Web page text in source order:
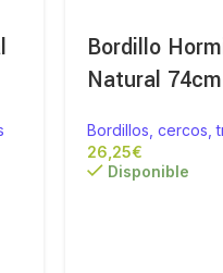
Bordillo
Natural 74cm
Bordillos, cercos,
€
Disponible